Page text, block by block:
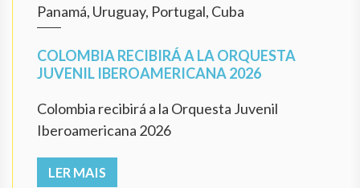
Panamá, Uruguay, Portugal, Cuba
COLOMBIA RECIBIRÁ A LA ORQUESTA
JUVENIL IBEROAMERICANA 2026
Colombia recibirá a la Orquesta Juvenil
Iberoamericana 2026
LER MAIS